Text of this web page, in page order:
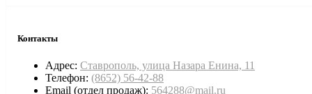
Контакты
Адрес: Ставрополь, улица Назара Енина, 11
Телефон: (8652) 56-42-88
Email (отдел продаж): 564288@mail.ru